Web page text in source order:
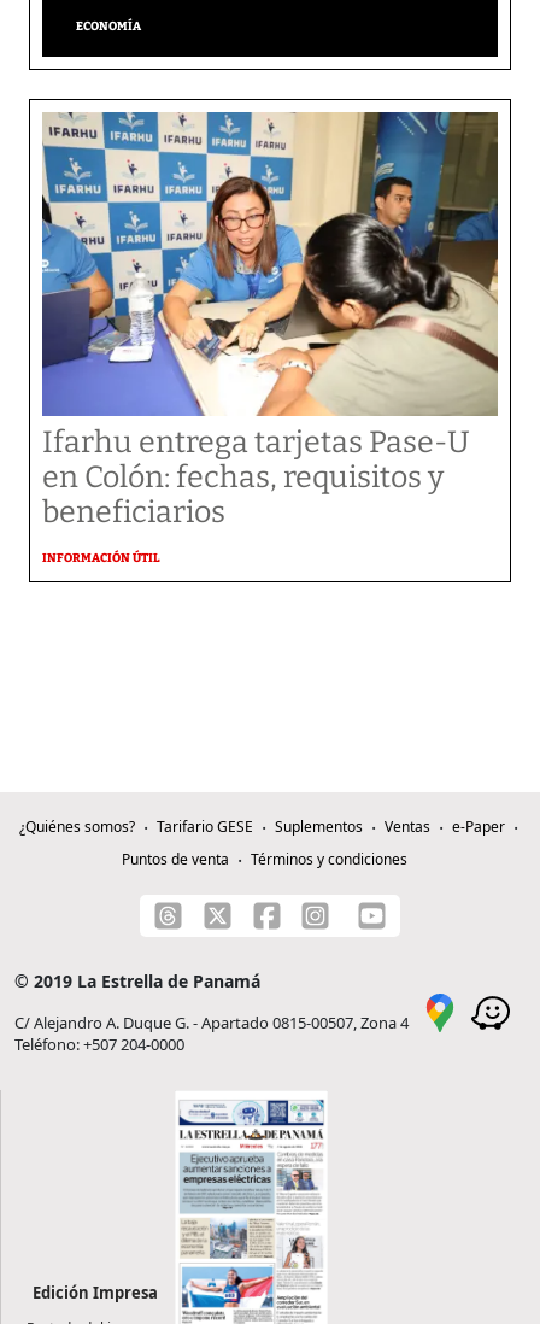
ECONOMÍA
Ifarhu entrega tarjetas Pase-U
en Colón: fechas, requisitos y
beneficiarios
INFORMACIÓN ÚTIL
¿Quiénes somos? Tarifario GESE Suplementos Ventas
e-Paper
Puntos de venta
Términos y condiciones
© 2019 La Estrella de Panamá
C/ Alejandro A. Duque G. - Apartado 0815-00507, Zona 4
Teléfono: +507 204-0000
Edición Impresa